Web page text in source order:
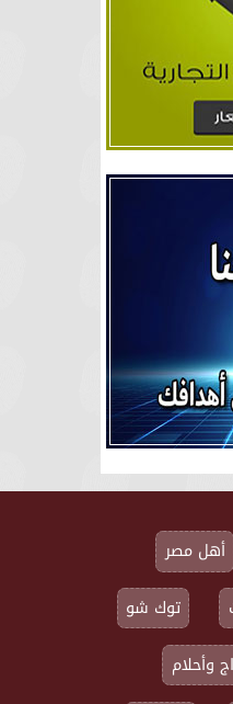
أهل مصر
توك شو
وأحلام